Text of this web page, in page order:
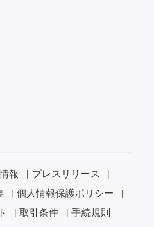
報
プレスリリース
個人情報保護ポリシー
取引条件 手続規則